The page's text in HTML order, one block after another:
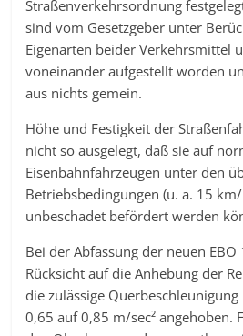
Straßenverkehrsordnung
sind vom Gesetzgeber unter
Eigenarten beider Verkehrsmittel
voneinander aufgestellt worden
aus nichts gemein.
Höhe und Festigkeit der
nicht so ausgelegt, daß sie auf
Eisenbahnfahrzeugen unter den
Betriebsbedingungen (u. a. 15
unbeschadet befördert werden
Bei der Abfassung der neuen
Rücksicht auf die Anhebung der
die zulässige
0,65 auf 0,85 m/sec² angehoben.